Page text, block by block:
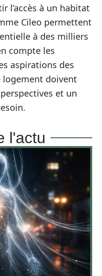
l’accès à un habitat
Cileo permettent
à des milliers
compte les
aspirations des
logement doivent
et un
l'actu